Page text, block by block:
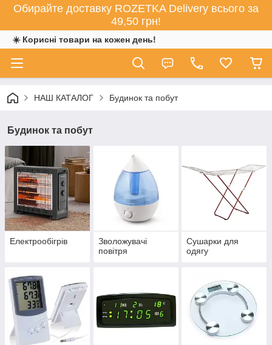
Обирайте доставку ROZETKA Delivery всього за
49,50 грн!
☀️ Корисні товари на кожен день!
НАШ КАТАЛОГ Будинок та побут
Будинок та побут
Електрообігрів
Зволожувачі
повітря
Сушарки для
одягу